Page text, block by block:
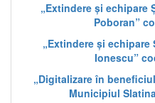
„Extindere și echipare
Poboran”
„Extindere și echipare
Ionescu”
„Digitalizare în
Municipiul